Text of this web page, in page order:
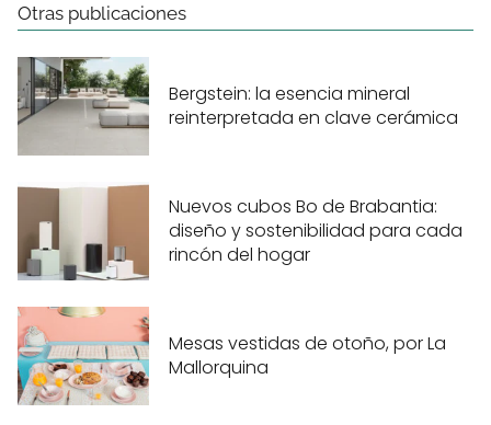
Otras publicaciones
Bergstein: la esencia mineral
reinterpretada en clave cerámica
Nuevos cubos Bo de Brabantia:
diseño y sostenibilidad para cada
rincón del hogar
Mesas vestidas de otoño, por La
Mallorquina